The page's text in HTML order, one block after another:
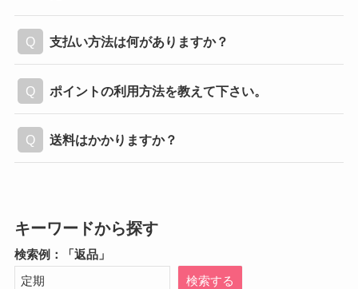
支払い方法は何がありますか？
ポイントの利用方法を教えて下さい。
送料はかかりますか？
キーワードから探す
検索例：「返品」
検索する